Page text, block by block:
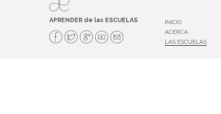
APRENDER de las ESCUELAS
INICIO
ACERCA
LAS ESCUELAS